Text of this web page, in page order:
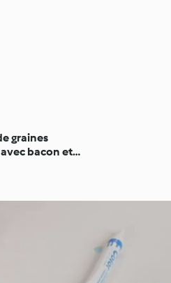
graines
bacon et